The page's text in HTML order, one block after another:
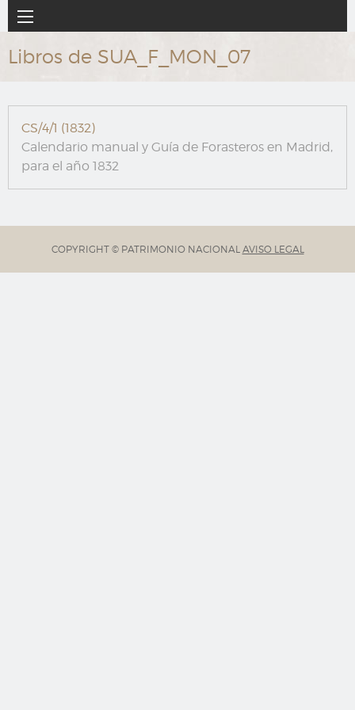
al
contenido
principal
Navegación
principal
Libros de SUA_F_MON_07
CS/4/1 (1832)
Calendario manual y Guía de Forasteros en Madrid,
para el año 1832
COPYRIGHT © PATRIMONIO NACIONAL AVISO LEGAL